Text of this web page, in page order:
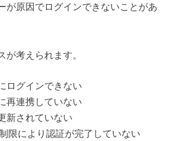
が原因でログインできないことがあ
が考えられます。
ログインできない
再連携していない
新されていない
限により認証が完了していない